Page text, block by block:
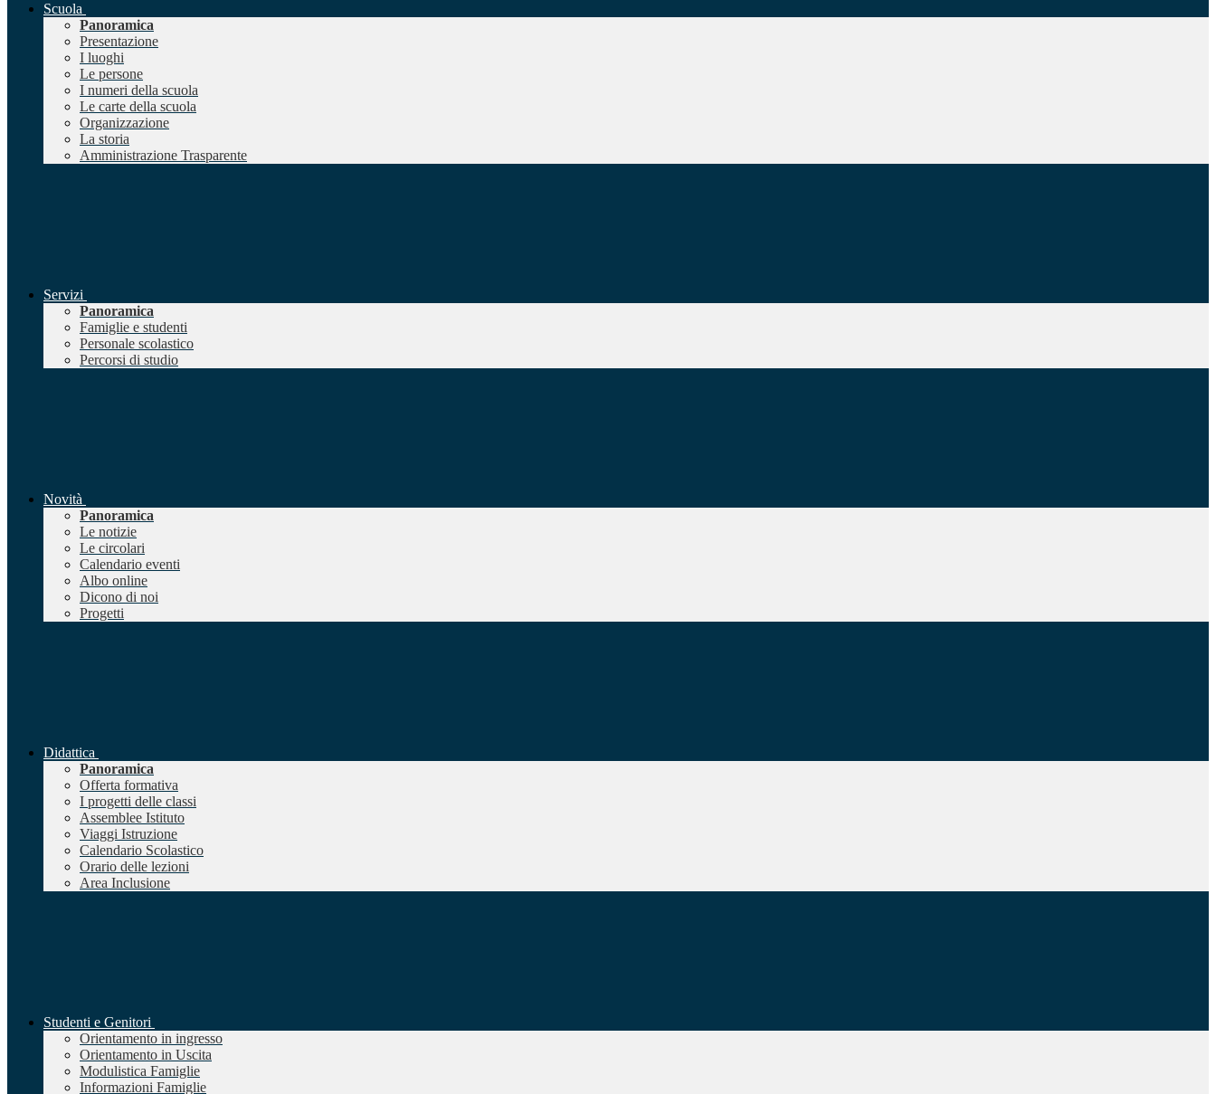
Scuola
Panoramica
Presentazione
I luoghi
Le persone
I numeri della scuola
Le carte della scuola
Organizzazione
La storia
Amministrazione Trasparente
Servizi
Panoramica
Famiglie e studenti
Personale scolastico
Percorsi di studio
Novità
Panoramica
Le notizie
Le circolari
Calendario eventi
Albo online
Dicono di noi
Progetti
Didattica
Panoramica
Offerta formativa
I progetti delle classi
Assemblee Istituto
Viaggi Istruzione
Calendario Scolastico
Orario delle lezioni
Area Inclusione
Studenti e Genitori
Orientamento in ingresso
Orientamento in Uscita
Modulistica Famiglie
Informazioni Famiglie